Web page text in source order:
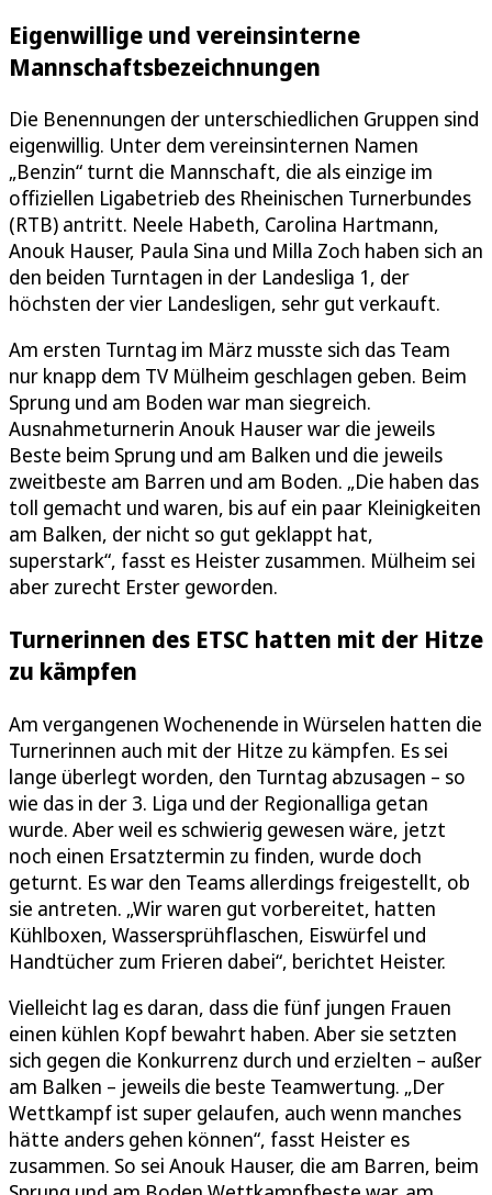
Eigenwillige und vereinsinterne
Mannschaftsbezeichnungen
Die Benennungen der unterschiedlichen Gruppen sind
eigenwillig. Unter dem vereinsinternen Namen
„Benzin“ turnt die Mannschaft, die als einzige im
offiziellen Ligabetrieb des Rheinischen Turnerbundes
(RTB) antritt. Neele Habeth, Carolina Hartmann,
Anouk Hauser, Paula Sina und Milla Zoch haben sich an
den beiden Turntagen in der Landesliga 1, der
höchsten der vier Landesligen, sehr gut verkauft.
Am ersten Turntag im März musste sich das Team
nur knapp dem TV Mülheim geschlagen geben. Beim
Sprung und am Boden war man siegreich.
Ausnahmeturnerin Anouk Hauser war die jeweils
Beste beim Sprung und am Balken und die jeweils
zweitbeste am Barren und am Boden. „Die haben das
toll gemacht und waren, bis auf ein paar Kleinigkeiten
am Balken, der nicht so gut geklappt hat,
superstark“, fasst es Heister zusammen. Mülheim sei
aber zurecht Erster geworden.
Turnerinnen des ETSC hatten mit der Hitze
zu kämpfen
Am vergangenen Wochenende in Würselen hatten die
Turnerinnen auch mit der Hitze zu kämpfen. Es sei
lange überlegt worden, den Turntag abzusagen – so
wie das in der 3. Liga und der Regionalliga getan
wurde. Aber weil es schwierig gewesen wäre, jetzt
noch einen Ersatztermin zu finden, wurde doch
geturnt. Es war den Teams allerdings freigestellt, ob
sie antreten. „Wir waren gut vorbereitet, hatten
Kühlboxen, Wassersprühflaschen, Eiswürfel und
Handtücher zum Frieren dabei“, berichtet Heister.
Vielleicht lag es daran, dass die fünf jungen Frauen
einen kühlen Kopf bewahrt haben. Aber sie setzten
sich gegen die Konkurrenz durch und erzielten – außer
am Balken – jeweils die beste Teamwertung. „Der
Wettkampf ist super gelaufen, auch wenn manches
hätte anders gehen können“, fasst Heister es
zusammen. So sei Anouk Hauser, die am Barren, beim